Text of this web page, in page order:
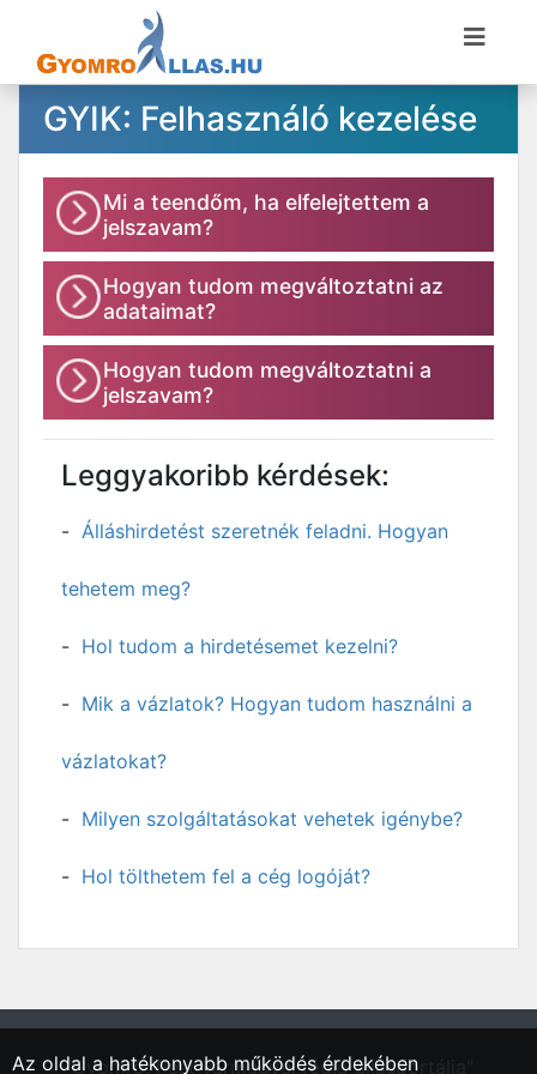
GYIK: Felhasználó kezelése
Mi a teendőm, ha elfelejtettem a
jelszavam?
Hogyan tudom megváltoztatni az
adataimat?
Hogyan tudom megváltoztatni a
jelszavam?
Leggyakoribb kérdések:
Álláshirdetést szeretnék feladni. Hogyan
tehetem meg?
Hol tudom a hirdetésemet kezelni?
Mik a vázlatok? Hogyan tudom használni a
vázlatokat?
Milyen szolgáltatásokat vehetek igénybe?
Hol tölthetem fel a cég logóját?
"Gyomrő, Pest vármegyei régió állásportálja"
Az oldal a hatékonyabb működés érdekében